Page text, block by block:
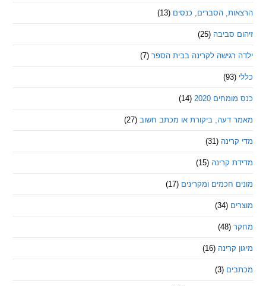
הסברים, כנסים (13)
סביבה (25)
לקרינה בבית הספר (7)
2020
(14)
ביקורת או מכתב חשוב (27)
(31)
קרינה (15)
חכמים ומקרינים (17)
(16)